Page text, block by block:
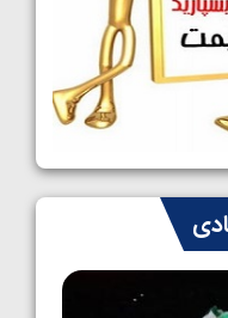
تیمی
وزن دوم